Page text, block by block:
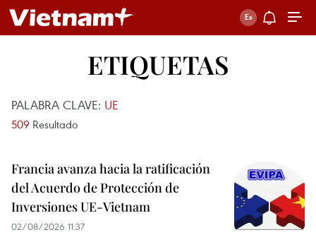
ETIQUETAS
PALABRA CLAVE: UE
509 Resultado
Francia avanza hacia la ratificación
del Acuerdo de Protección de
Inversiones UE-Vietnam
02/08/2026 11:37